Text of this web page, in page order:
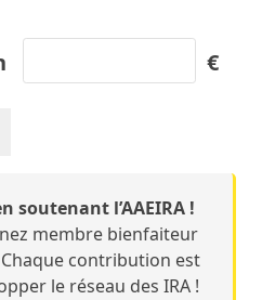
€
soutenant l’AAEIRA !
membre bienfaiteur
contribution est
le réseau des IRA !